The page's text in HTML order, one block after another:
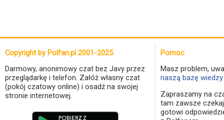
Copyright by Polfan.pl 2001-2025
Darmowy, anonimowy czat bez Javy przez
przeglądarkę i telefon. Załóż własny czat
(pokój czatowy online) i osadź na swojej
stronie internetowej.
Pomoc
Masz problem,
naszą bazę
Zapraszamy na
tam zawsze
gotowi